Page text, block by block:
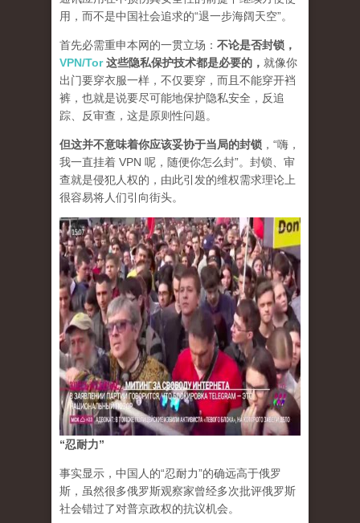
用，而不是中国社会追求的“退一步海阔天空”。
首先必需重申本网的一贯立场： 不论是否封锁，
VPN/Tor这些隐私保护技术都是必要的， 就像你
出门要穿衣服一样，不仅要穿，而且不能穿开裆
裤，也就是说要尽可能地保护隐私安全，反追
踪、反审查，这是原则性问题。
但这并不意味着你应该妥协于当局的封锁 ，“嗨，
我一直挂着 VPN 呢，随便你怎么封”。封锁、审
查就是侵犯人权的，由此引发的维权需求理论上
很容易将人们引向街头。
“忍耐力”
事实显示，中国人的“忍耐力”的确远高于俄罗
斯，虽然很多俄罗斯观察家曾经多次批评俄罗斯
社会错过了对普京政权的抗议机会。